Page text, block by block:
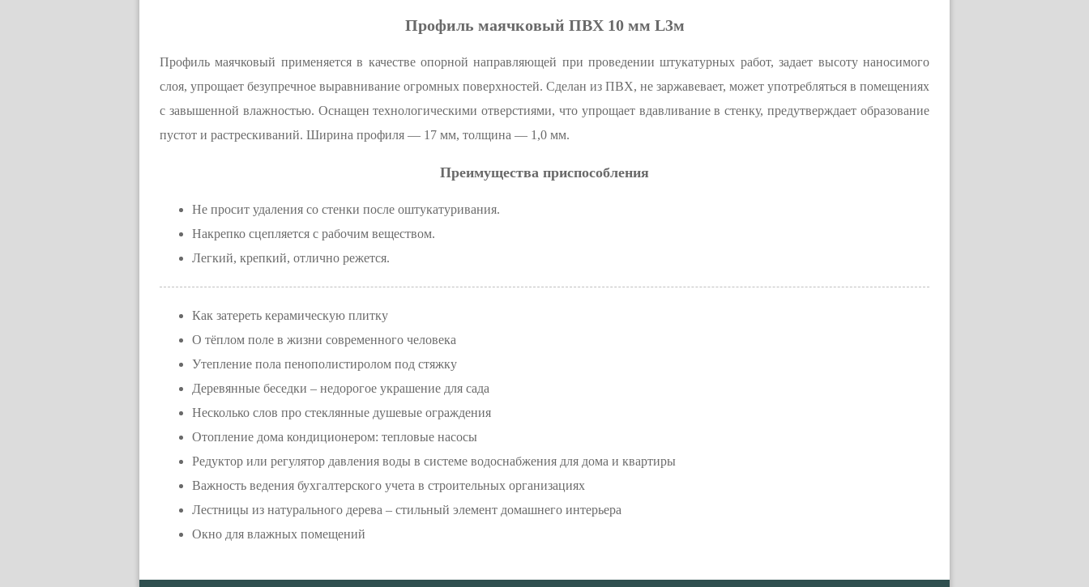
Профиль маячковый ПВХ 10 мм L3м
Профиль маячковый применяется в качестве опорной направляющей при проведении штукатурных работ, задает высоту наносимого
слоя, упрощает безупречное выравнивание огромных поверхностей. Сделан из ПВХ, не заржавевает, может употребляться в помещениях
с завышенной влажностью. Оснащен технологическими отверстиями, что упрощает вдавливание в стенку, предутверждает образование
пустот и растрескиваний. Ширина профиля — 17 мм, толщина — 1,0 мм.
Преимущества приспособления
Не просит удаления со стенки после оштукатуривания.
Накрепко сцепляется с рабочим веществом.
Легкий, крепкий, отлично режется.
Как затереть керамическую плитку
О тёплом поле в жизни современного человека
Утепление пола пенополистиролом под стяжку
Деревянные беседки – недорогое украшение для сада
Несколько слов про стеклянные душевые ограждения
Отопление дома кондиционером: тепловые насосы
Редуктор или регулятор давления воды в системе водоснабжения для дома и квартиры
Важность ведения бухгалтерского учета в строительных организациях
Лестницы из натурального дерева – стильный элемент домашнего интерьера
Окно для влажных помещений